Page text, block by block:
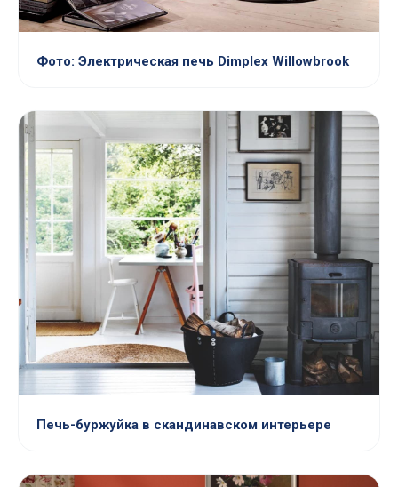
Фото: Электрическая печь Dimplex Willowbrook
Печь-буржуйка в скандинавском интерьере